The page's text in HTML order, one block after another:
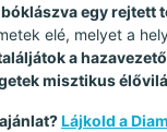
egy rejtett
elé, melyet a
a
misztikus
Lájkold a